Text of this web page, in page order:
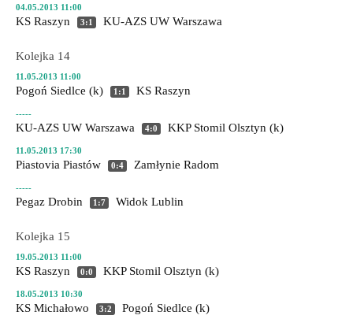
04.05.2013 11:00
KS Raszyn 3:1 KU-AZS UW Warszawa
Kolejka 14
11.05.2013 11:00
Pogoń Siedlce (k) 1:1 KS Raszyn
-----
KU-AZS UW Warszawa 4:0 KKP Stomil Olsztyn (k)
11.05.2013 17:30
Piastovia Piastów 0:4 Zamłynie Radom
-----
Pegaz Drobin 1:7 Widok Lublin
Kolejka 15
19.05.2013 11:00
KS Raszyn 0:0 KKP Stomil Olsztyn (k)
18.05.2013 10:30
KS Michałowo 3:2 Pogoń Siedlce (k)